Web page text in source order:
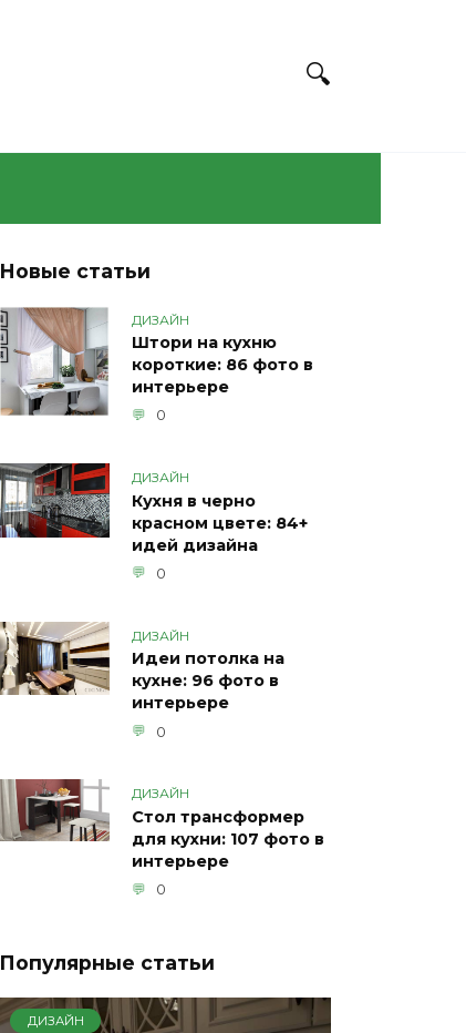
Новые статьи
ДИЗАЙН
Штори на кухню
короткие: 86 фото в
интерьере
0
ДИЗАЙН
Кухня в черно
красном цвете: 84+
идей дизайна
0
ДИЗАЙН
Идеи потолка на
кухне: 96 фото в
интерьере
0
ДИЗАЙН
Стол трансформер
для кухни: 107 фото в
интерьере
0
Популярные статьи
ДИЗАЙН